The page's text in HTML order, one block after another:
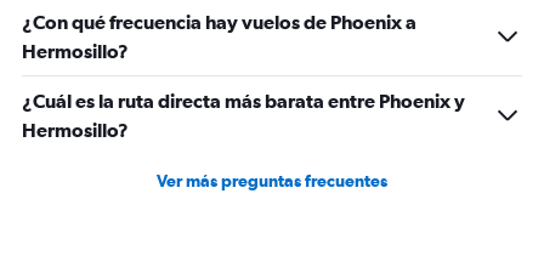
to
6.
¿Con qué frecuencia hay vuelos de Phoenix a
Hermosillo?
¿Cuál es la ruta directa más barata entre Phoenix y
Hermosillo?
Ver más preguntas frecuentes